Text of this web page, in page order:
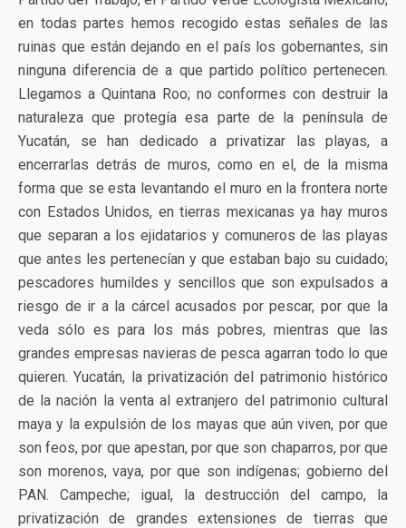
en todas partes hemos recogido estas señales de las
ruinas que están dejando en el país los gobernantes, sin
ninguna diferencia de a que partido político pertenecen.
Llegamos a Quintana Roo; no conformes con destruir la
naturaleza que protegía esa parte de la península de
Yucatán, se han dedicado a privatizar las playas, a
encerrarlas detrás de muros, como en el, de la misma
forma que se esta levantando el muro en la frontera norte
con Estados Unidos, en tierras mexicanas ya hay muros
que separan a los ejidatarios y comuneros de las playas
que antes les pertenecían y que estaban bajo su cuidado;
pescadores humildes y sencillos que son expulsados a
riesgo de ir a la cárcel acusados por pescar, por que la
veda sólo es para los más pobres, mientras que las
grandes empresas navieras de pesca agarran todo lo que
quieren. Yucatán, la privatización del patrimonio histórico
de la nación la venta al extranjero del patrimonio cultural
maya y la expulsión de los mayas que aún viven, por que
son feos, por que apestan, por que son chaparros, por que
son morenos, vaya, por que son indígenas; gobierno del
PAN. Campeche; igual, la destrucción del campo, la
privatización de grandes extensiones de tierras que